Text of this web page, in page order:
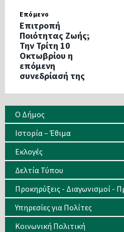
Επόμενο
Επιτροπή
Ποιότητας Ζωής;
Την Τρίτη 10
Οκτωβρίου η
επόμενη
συνεδρίασή της
Ο Δήμος
Ιστορία – Έθιμα
Eκλογές
Δελτία Τύπου
Προκηρύξεις - Διαγωνισμοί -
Υπηρεσίες για Πολίτες
Κοινωνική Πολιτική